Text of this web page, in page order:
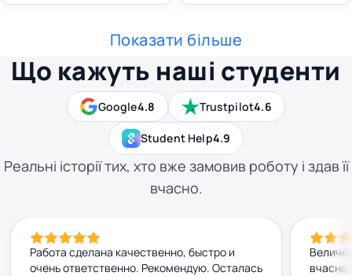
Показати більше
Google4.8 Trustpilot4.6
Student Help4.9
Що кажуть наші студенти
Реальні історії тих, хто вже замовив роботу і здав її
вчасно.
Работа сделана качественно, быстро и
очень ответственно. Рекомендую. Осталась
вчасно